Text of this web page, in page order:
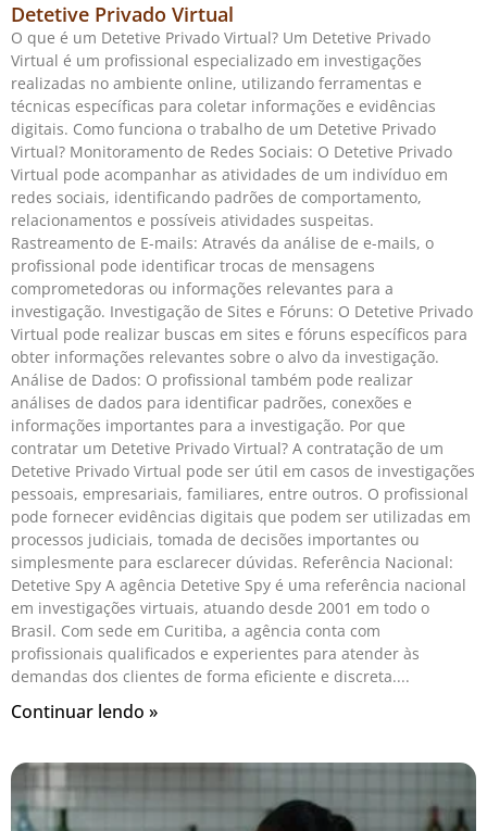
Detetive Privado Virtual
O que é um Detetive Privado Virtual? Um Detetive Privado
Virtual é um profissional especializado em investigações
realizadas no ambiente online, utilizando ferramentas e
técnicas específicas para coletar informações e evidências
digitais. Como funciona o trabalho de um Detetive Privado
Virtual? Monitoramento de Redes Sociais: O Detetive Privado
Virtual pode acompanhar as atividades de um indivíduo em
redes sociais, identificando padrões de comportamento,
relacionamentos e possíveis atividades suspeitas.
Rastreamento de E-mails: Através da análise de e-mails, o
profissional pode identificar trocas de mensagens
comprometedoras ou informações relevantes para a
investigação. Investigação de Sites e Fóruns: O Detetive Privado
Virtual pode realizar buscas em sites e fóruns específicos para
obter informações relevantes sobre o alvo da investigação.
Análise de Dados: O profissional também pode realizar
análises de dados para identificar padrões, conexões e
informações importantes para a investigação. Por que
contratar um Detetive Privado Virtual? A contratação de um
Detetive Privado Virtual pode ser útil em casos de investigações
pessoais, empresariais, familiares, entre outros. O profissional
pode fornecer evidências digitais que podem ser utilizadas em
processos judiciais, tomada de decisões importantes ou
simplesmente para esclarecer dúvidas. Referência Nacional:
Detetive Spy A agência Detetive Spy é uma referência nacional
em investigações virtuais, atuando desde 2001 em todo o
Brasil. Com sede em Curitiba, a agência conta com
profissionais qualificados e experientes para atender às
demandas dos clientes de forma eficiente e discreta.
Continuar lendo »